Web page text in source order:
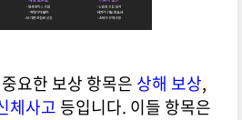
요한 보상 항목은 상해 보상,
체사고 등입니다. 이들 항목은